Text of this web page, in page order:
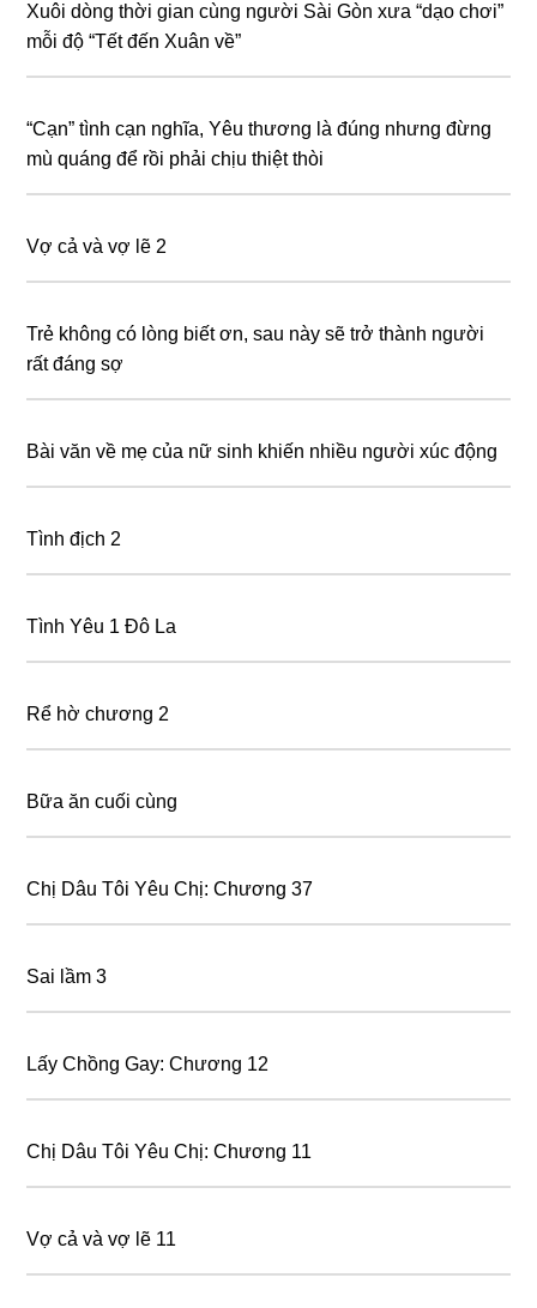
Xuôi dòng thời gian cùng người Sài Gòn xưa “dạo chơi”
mỗi độ “Tết đến Xuân về”
“Cạn” tình cạn nghĩa, Yêu thương là đúng nhưng đừng
mù quáng để rồi phải chịu thiệt thòi
Vợ cả và vợ lẽ 2
Trẻ không có lòng biết ơn, sau này sẽ trở thành người
rất đáng sợ
Bài văn về mẹ của nữ sinh khiến nhiều người xúc động
Tình địch 2
Tình Yêu 1 Đô La
Rể hờ chương 2
Bữa ăn cuối cùng
Chị Dâu Tôi Yêu Chị: Chương 37
Sai lầm 3
Lấy Chồng Gay: Chương 12
Chị Dâu Tôi Yêu Chị: Chương 11
Vợ cả và vợ lẽ 11